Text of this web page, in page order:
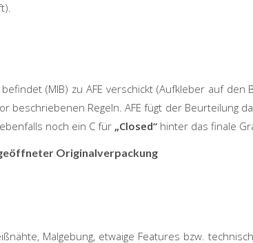
(MIB) zu AFE verschickt (Aufkleber auf den
beschriebenen Regeln. AFE fügt der Beurteilung
noch ein C für „Closed“ hinter das finale
Originalverpackung
Malgebung, etwaige Features bzw.